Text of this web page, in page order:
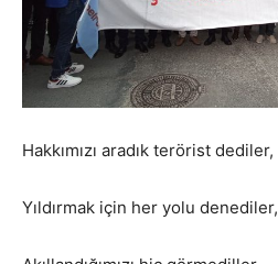
Hakkımızı aradık terörist dediler,
Yıldırmak için her yolu denediler,